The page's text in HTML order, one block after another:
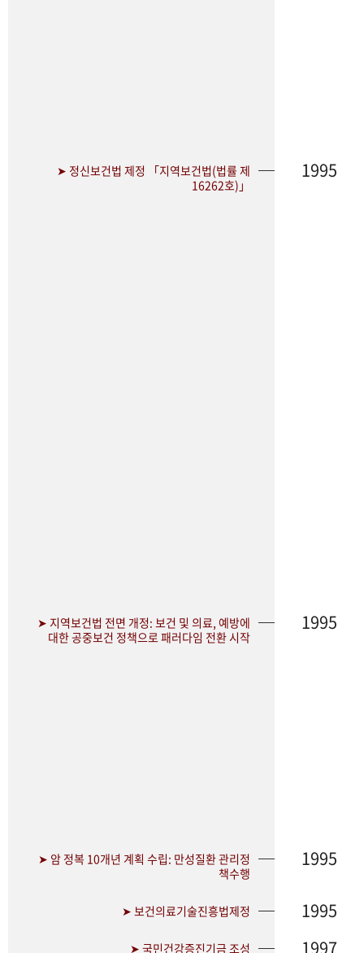
➤ 정신보건법 제정 「지역보건법(법률 제
16262호)」
1995
➤ 지역보건법 전면 개정: 보건 및 의료, 예방에
대한 공중보건 정책으로 패러다임 전환 시작
1995
➤ 암 정복 10개년 계획 수립: 만성질환 관리정
책수행
1995
➤ 보건의료기술진흥법제정 1995
➤ 국민건강증진기금 조성 1997